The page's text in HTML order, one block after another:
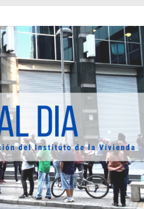
y representaciones [2022]
fronteras latinoamericanas
emblemático [2014]